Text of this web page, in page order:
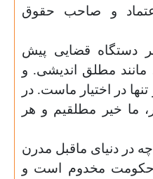
و صاحب حقوق
قضایی پیش
مطلق اندیشی. و
در اختیار ماست. در
خیر مطلقیم و هر
دنیای ماقبل مدرن
مخدوم است و